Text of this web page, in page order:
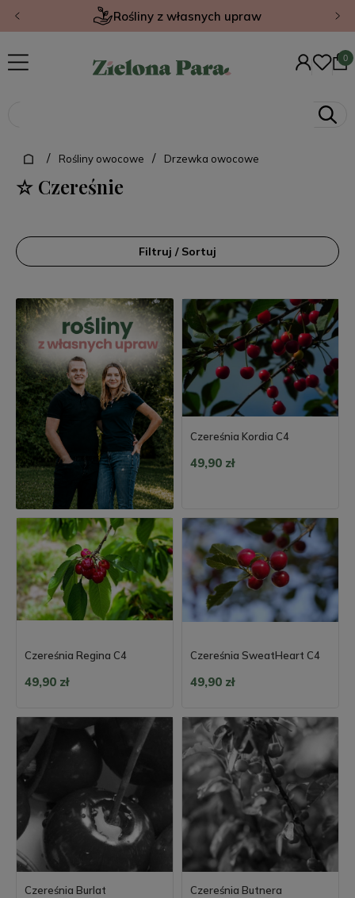
Rośliny z własnych upraw
/ Rośliny owocowe / Drzewka owocowe
☆ Czereśnie
Filtruj / Sortuj
Czereśnia Kordia C4
49,90 zł
Czereśnia Regina C4
49,90 zł
Czereśnia SweatHeart C4
49,90 zł
Czereśnia Burlat
Czereśnia Butnera